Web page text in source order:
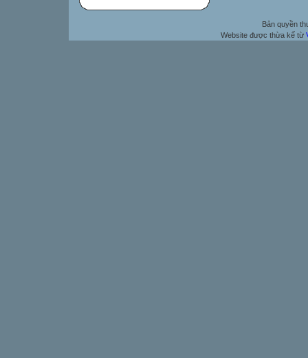
Bản quyền
Website được thừa kế từ